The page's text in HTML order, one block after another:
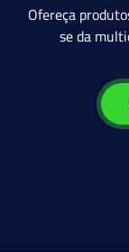
Ofereça
se da